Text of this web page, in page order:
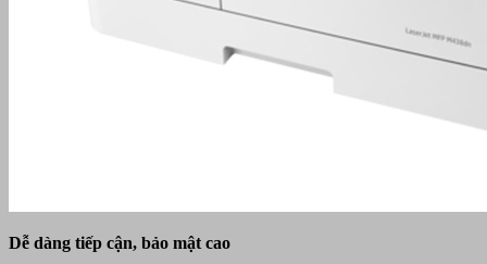
Dễ dàng tiếp cận, bảo mật cao